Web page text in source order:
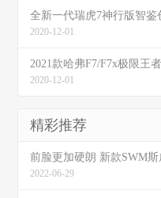
全新一代瑞虎7神行版智
2020-12-01
2021款哈弗F7/F7x极限王
2020-12-01
精彩推荐
前脸更加硬朗 新款SWM斯
2022-06-29